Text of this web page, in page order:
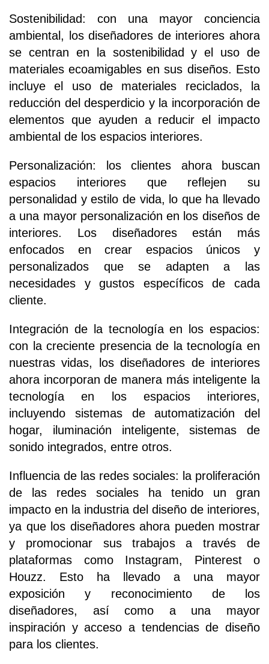
Sostenibilidad: con una mayor conciencia
ambiental, los diseñadores de interiores ahora
se centran en la sostenibilidad y el uso de
materiales ecoamigables en sus diseños. Esto
incluye el uso de materiales reciclados, la
reducción del desperdicio y la incorporación de
elementos que ayuden a reducir el impacto
ambiental de los espacios interiores.
Personalización: los clientes ahora buscan
espacios interiores que reflejen su
personalidad y estilo de vida, lo que ha llevado
a una mayor personalización en los diseños de
interiores. Los diseñadores están más
enfocados en crear espacios únicos y
personalizados que se adapten a las
necesidades y gustos específicos de cada
cliente.
Integración de la tecnología en los espacios:
con la creciente presencia de la tecnología en
nuestras vidas, los diseñadores de interiores
ahora incorporan de manera más inteligente la
tecnología en los espacios interiores,
incluyendo sistemas de automatización del
hogar, iluminación inteligente, sistemas de
sonido integrados, entre otros.
Influencia de las redes sociales: la proliferación
de las redes sociales ha tenido un gran
impacto en la industria del diseño de interiores,
ya que los diseñadores ahora pueden mostrar
y promocionar sus trabajos a través de
plataformas como Instagram, Pinterest o
Houzz. Esto ha llevado a una mayor
exposición y reconocimiento de los
diseñadores, así como a una mayor
inspiración y acceso a tendencias de diseño
para los clientes.